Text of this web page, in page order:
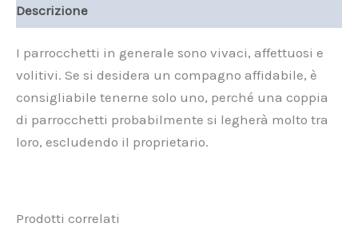
Descrizione
I parrocchetti in generale sono vivaci, affettuosi e
volitivi. Se si desidera un compagno affidabile, è
consigliabile tenerne solo uno, perché una coppia
di parrocchetti probabilmente si legherà molto tra
loro, escludendo il proprietario.
Prodotti correlati